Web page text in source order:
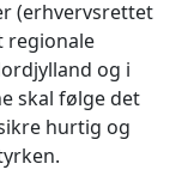
(erhvervsrettet
regionale
og i
skal følge det
hurtig og